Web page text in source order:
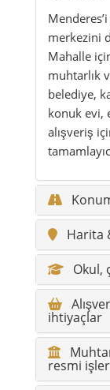
merkezini
Mahalle
muhtarlık
belediye,
konuk evi,
alışveriş
Harita
Okul,
ihtiyaçlar
resmi işler